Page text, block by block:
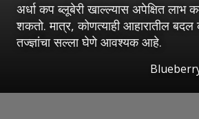
अर्धा कप ब्लूबेरी खाल्ल्यास अपेक्षित लाभ
शकतो. मात्र, कोणत्याही आहारातील बदल
तज्ज्ञांचा सल्ला घेणे आवश्यक आहे.